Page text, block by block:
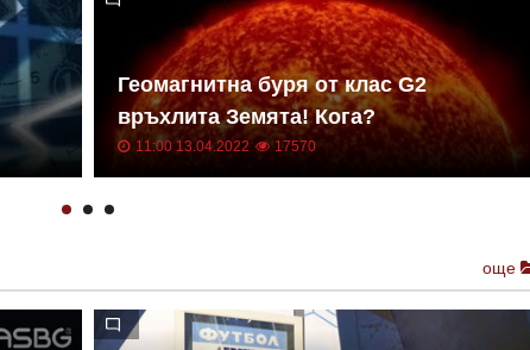
Геомагнитна буря от клас G2
връхлита Земята! Кога?
11:00 13.04.2022 17570
още